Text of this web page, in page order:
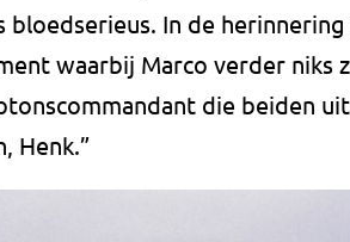
bloedserieus. In de
waarbij Marco verder niks
die beiden
Henk.”